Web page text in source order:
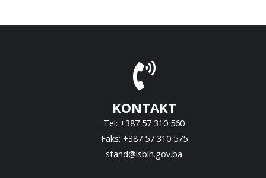
KONTAKT
Tel: +387 57 310 560
Faks: +387 57 310 575
stand@isbih.gov.ba